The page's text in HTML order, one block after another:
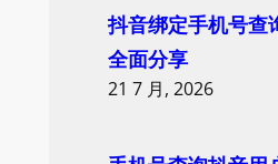
抖音绑定手机号查
全面分享
21 7 月, 2026